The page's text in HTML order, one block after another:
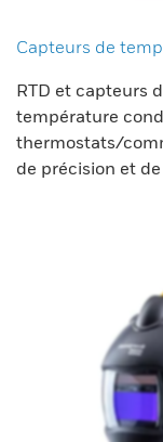
Capteurs de
RTD et capteurs
température
thermostats/
de précision et